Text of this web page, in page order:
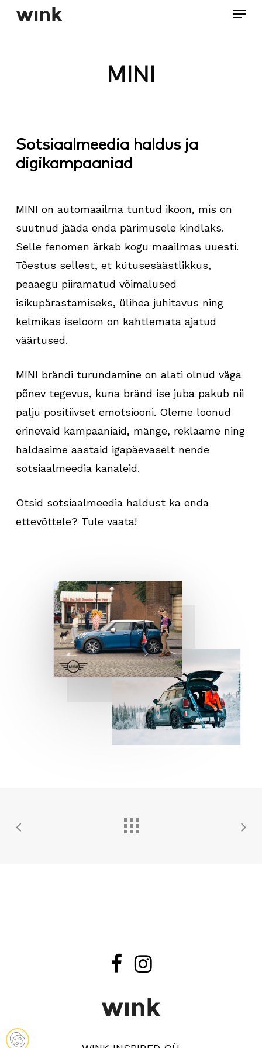
Skip
Menu
MINI
Sotsiaalmeedia haldus ja
digikampaaniad
MINI on automaailma tuntud ikoon, mis on
suutnud jääda enda pärimusele kindlaks.
Selle fenomen ärkab kogu maailmas uuesti.
Tõestus sellest, et kütusesäästlikkus,
peaaegu piiramatud võimalused
isikupärastamiseks, ülihea juhitavus ning
kelmikas iseloom on kahtlemata ajatud
väärtused.
MINI brändi turundamine on alati olnud väga
põnev tegevus, kuna bränd ise juba pakub nii
palju positiivset emotsiooni. Oleme loonud
erinevaid kampaaniaid, mänge, reklaame ning
haldasime aastaid igapäevaselt nende
sotsiaalmeedia kanaleid.
Otsid sotsiaalmeedia haldust ka enda
ettevõttele? Tule vaata!